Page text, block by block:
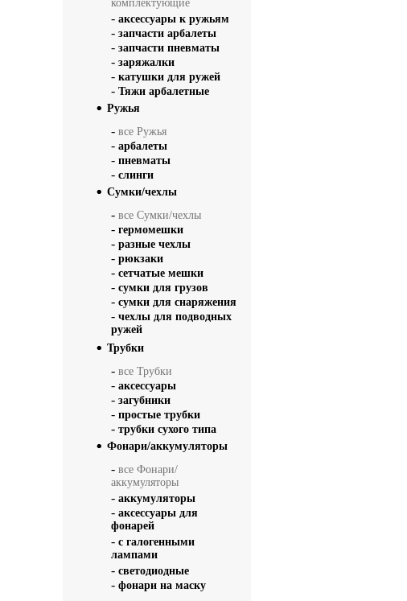
комплектующие
- аксессуары к ружьям
- запчасти арбалеты
- запчасти пневматы
- заряжалки
- катушки для ружей
- Тяжи арбалетные
Ружья
- все Ружья
- арбалеты
- пневматы
- слинги
Сумки/чехлы
- все Сумки/чехлы
- гермомешки
- разные чехлы
- рюкзаки
- сетчатые мешки
- сумки для грузов
- сумки для снаряжения
- чехлы для подводных
ружей
Трубки
- все Трубки
- аксессуары
- загубники
- простые трубки
- трубки сухого типа
Фонари/аккумуляторы
- все Фонари/
аккумуляторы
- аккумуляторы
- аксессуары для
фонарей
- с галогенными
лампами
- светодиодные
- фонари на маску